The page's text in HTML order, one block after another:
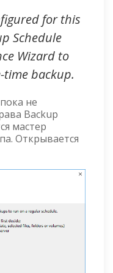
for this
Schedule
Wizard to
backup.
не
Backup
мастер
Открывается